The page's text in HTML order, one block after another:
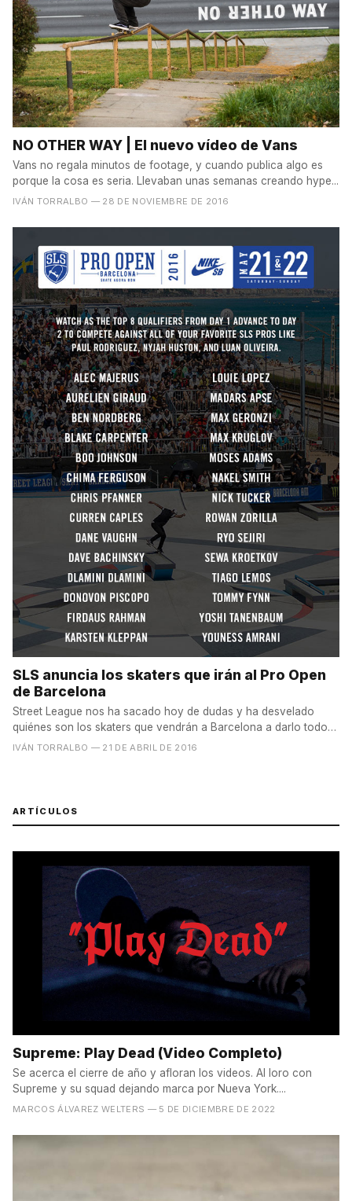
NO OTHER WAY | El nuevo vídeo de Vans
Vans no regala minutos de footage, y cuando publica algo es
porque la cosa es seria. Llevaban unas semanas creando hype...
IVÁN TORRALBO — 28 DE NOVIEMBRE DE 2016
SLS anuncia los skaters que irán al Pro Open
de Barcelona
Street League nos ha sacado hoy de dudas y ha desvelado
quiénes son los skaters que vendrán a Barcelona a darlo todo
en...
IVÁN TORRALBO — 21 DE ABRIL DE 2016
ARTÍCULOS
Supreme: Play Dead (Video Completo)
Se acerca el cierre de año y afloran los videos. Al loro con
Supreme y su squad dejando marca por Nueva York....
MARCOS ÁLVAREZ WELTERS — 5 DE DICIEMBRE DE 2022